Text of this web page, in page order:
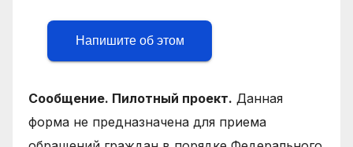
Напишите об этом
Сообщение. Пилотный проект. Данная
форма не предназначена для приема